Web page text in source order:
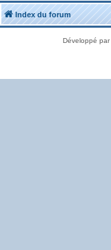
Index du forum
Développé par